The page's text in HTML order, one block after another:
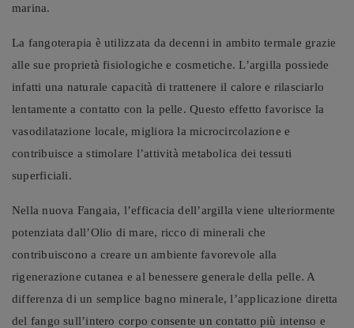
marina.
La fangoterapia è utilizzata da decenni in ambito termale grazie
alle sue proprietà fisiologiche e cosmetiche. L’argilla possiede
infatti una naturale capacità di trattenere il calore e rilasciarlo
lentamente a contatto con la pelle. Questo effetto favorisce la
vasodilatazione locale, migliora la microcircolazione e
contribuisce a stimolare l’attività metabolica dei tessuti
superficiali.
Nella nuova Fangaia, l’efficacia dell’argilla viene ulteriormente
potenziata dall’Olio di mare, ricco di minerali che
contribuiscono a creare un ambiente favorevole alla
rigenerazione cutanea e al benessere generale della pelle. A
differenza di un semplice bagno minerale, l’applicazione diretta
del fango sull’intero corpo consente un contatto più intenso e